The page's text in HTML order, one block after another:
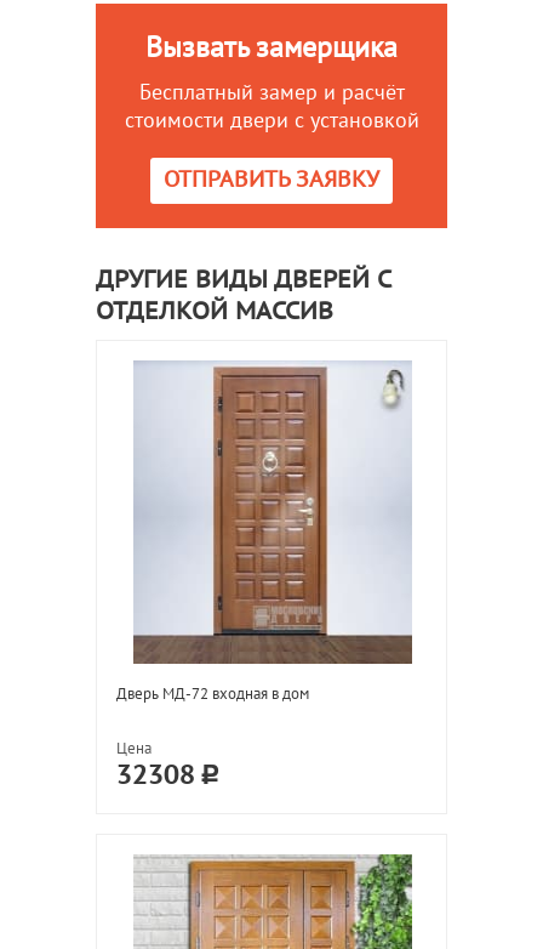
Вызвать замерщика
Бесплатный замер и расчёт
стоимости двери с установкой
ОТПРАВИТЬ ЗАЯВКУ
ДРУГИЕ ВИДЫ ДВЕРЕЙ С
ОТДЕЛКОЙ МАССИВ
Дверь МД-72 входная в дом
Цена
32308